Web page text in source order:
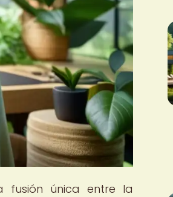
fusión única entre la